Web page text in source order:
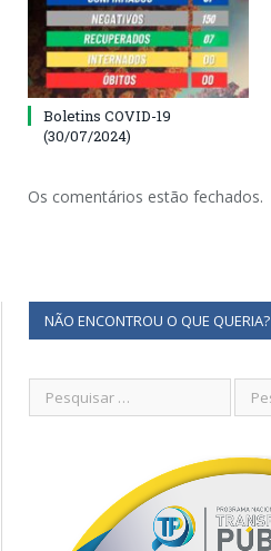
Boletins COVID-19
(30/07/2024)
Os comentários estão fechados.
NÃO ENCONTROU O QUE QUERIA?